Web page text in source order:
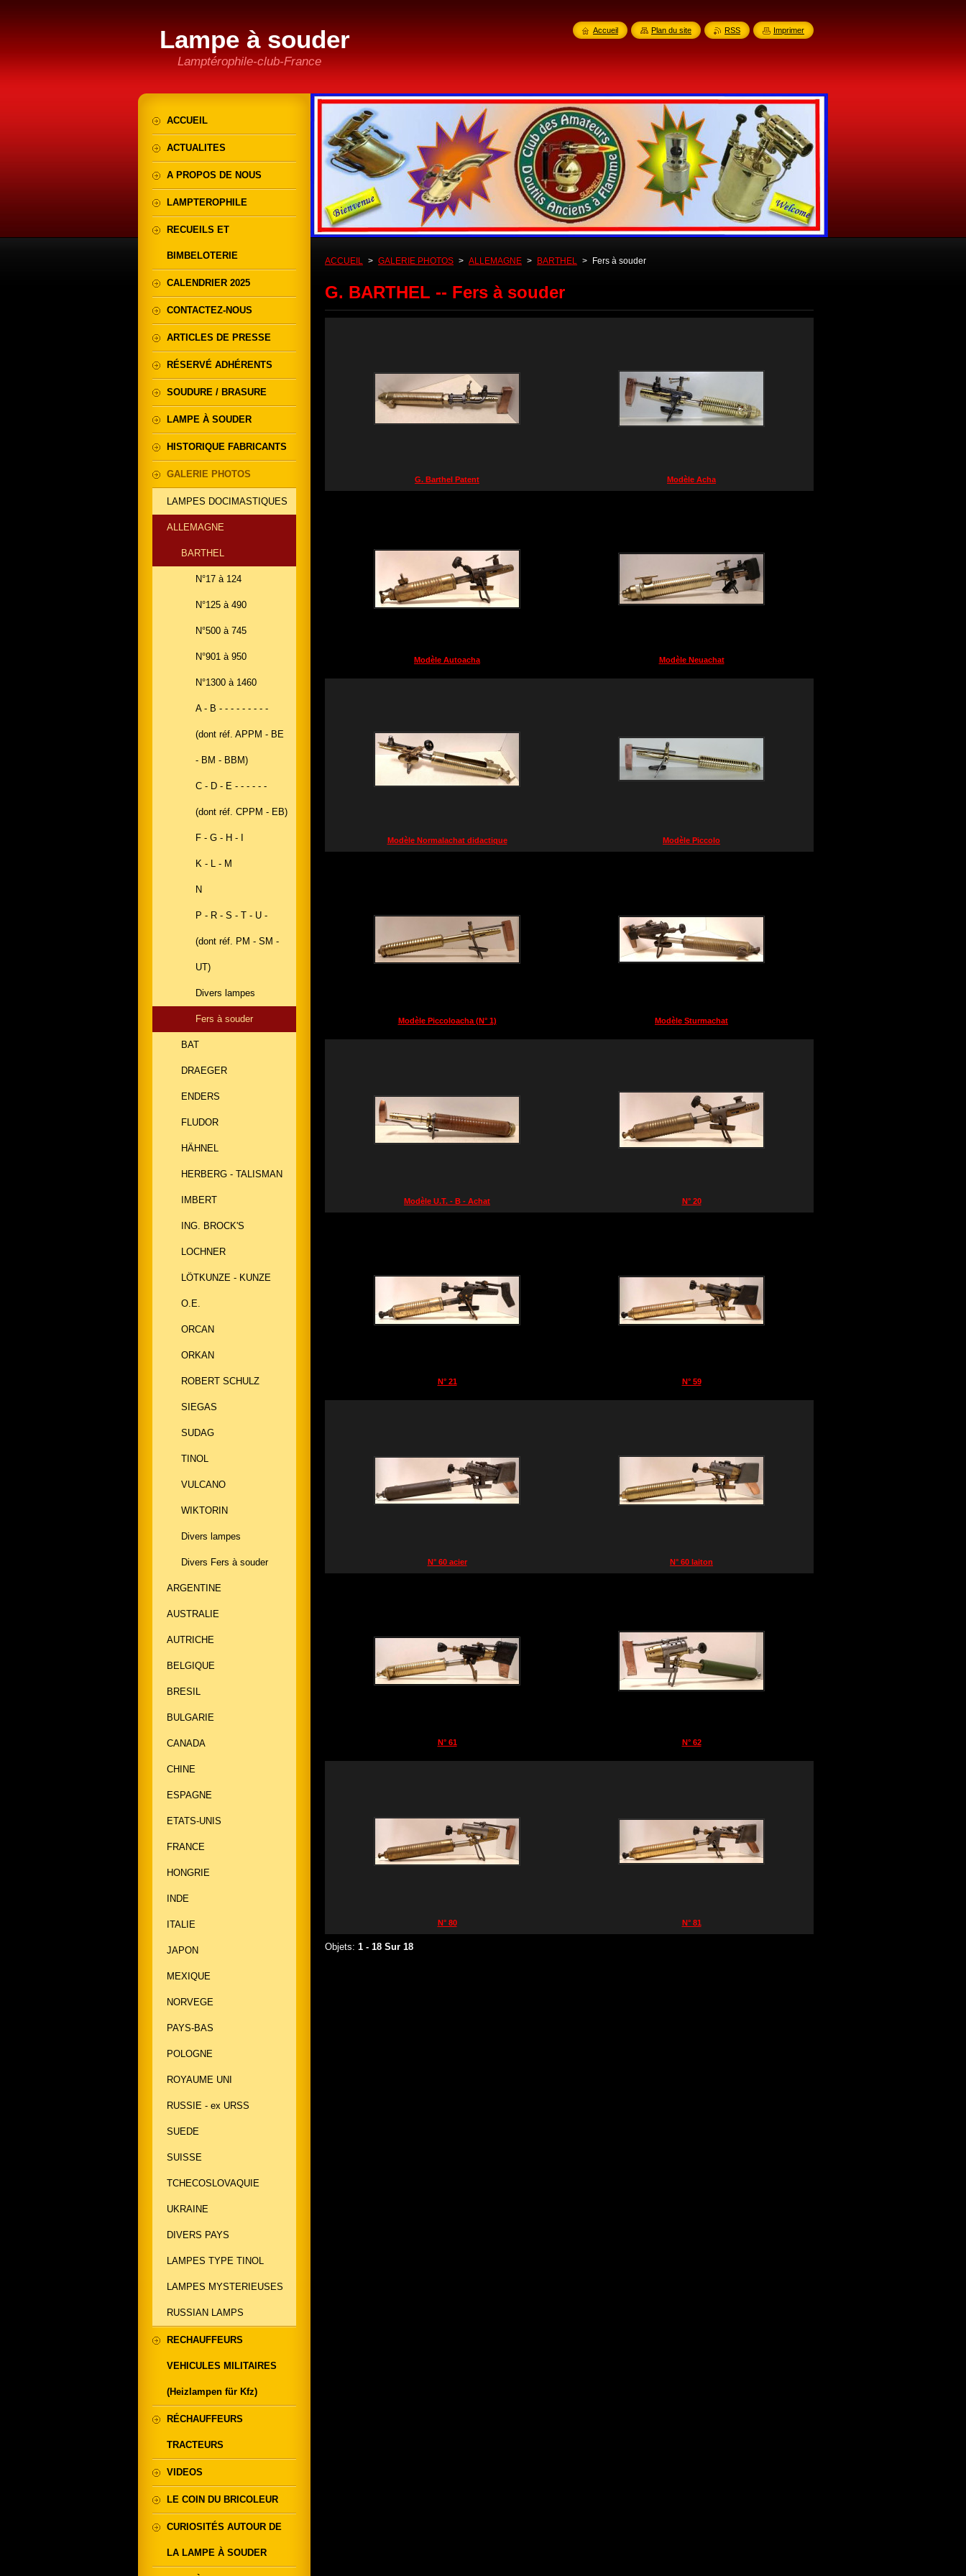
Lampe à souder
Lamptérophile-club-France
ACCUEIL > GALERIE PHOTOS > ALLEMAGNE > BARTHEL > Fers à souder
G. BARTHEL -- Fers à souder
G. Barthel Patent Modèle Acha
Modèle Autoacha Modèle Neuachat
Modèle Normalachat didactique Modèle Piccolo
Modèle Piccoloacha (N° 1) Modèle Sturmachat
Modèle U.T. - B - Achat N° 20
N° 21 N° 59
N° 60 acier N° 60 laiton
N° 61 N° 62
N° 80 N° 81
Objets: 1 - 18 Sur 18
ACCUEIL
ACTUALITES
A PROPOS DE NOUS
LAMPTEROPHILE
RECUEILS ET
BIMBELOTERIE
CALENDRIER 2025
CONTACTEZ-NOUS
ARTICLES DE PRESSE
RÉSERVÉ ADHÉRENTS
SOUDURE / BRASURE
LAMPE À SOUDER
HISTORIQUE FABRICANTS
GALERIE PHOTOS
LAMPES DOCIMASTIQUES
ALLEMAGNE
BARTHEL
N°17 à 124
N°125 à 490
N°500 à 745
N°901 à 950
N°1300 à 1460
A - B - - - - - - - - -
(dont réf. APPM - BE
- BM - BBM)
C - D - E - - - - - -
(dont réf. CPPM - EB)
F - G - H - I
K - L - M
N
P - R - S - T - U -
(dont réf. PM - SM -
UT)
Divers lampes
Fers à souder
BAT
DRAEGER
ENDERS
FLUDOR
HÄHNEL
HERBERG - TALISMAN
IMBERT
ING. BROCK'S
LOCHNER
LÖTKUNZE - KUNZE
O.E.
ORCAN
ORKAN
ROBERT SCHULZ
SIEGAS
SUDAG
TINOL
VULCANO
WIKTORIN
Divers lampes
Divers Fers à souder
ARGENTINE
AUSTRALIE
AUTRICHE
BELGIQUE
BRESIL
BULGARIE
CANADA
CHINE
ESPAGNE
ETATS-UNIS
FRANCE
HONGRIE
INDE
ITALIE
JAPON
MEXIQUE
NORVEGE
PAYS-BAS
POLOGNE
ROYAUME UNI
RUSSIE - ex URSS
SUEDE
SUISSE
TCHECOSLOVAQUIE
UKRAINE
DIVERS PAYS
LAMPES TYPE TINOL
LAMPES MYSTERIEUSES
RUSSIAN LAMPS
RECHAUFFEURS
VEHICULES MILITAIRES
(Heizlampen für Kfz)
RÉCHAUFFEURS
TRACTEURS
VIDEOS
LE COIN DU BRICOLEUR
CURIOSITÉS AUTOUR DE
LA LAMPE À SOUDER
Accueil Plan du site RSS Imprimer